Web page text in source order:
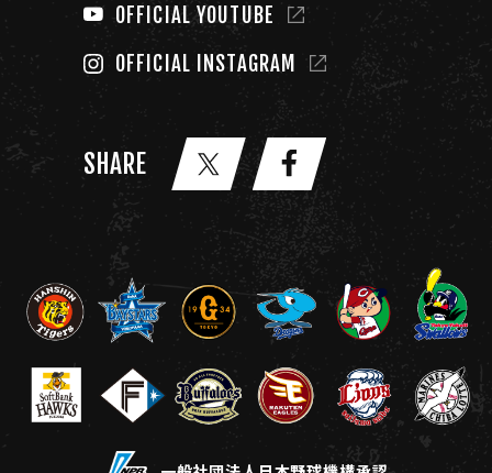
OFFICIAL YOUTUBE
OFFICIAL INSTAGRAM
SHARE